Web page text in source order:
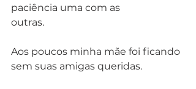
paciência uma com as
outras.
Aos poucos minha mãe foi ficando
sem suas amigas queridas.